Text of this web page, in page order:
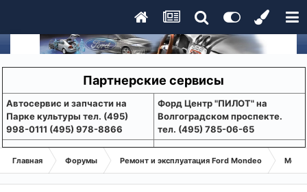
Партнерские сервисы
Aвтосервис и запчасти на
Парке культуры тел. (495)
998-0111 (495) 978-8866
Форд Центр "ПИЛОТ" на
Волгоградском проспекте.
тел. (495) 785-06-65
Главная Форумы Ремонт и эксплуатация Ford Mondeo